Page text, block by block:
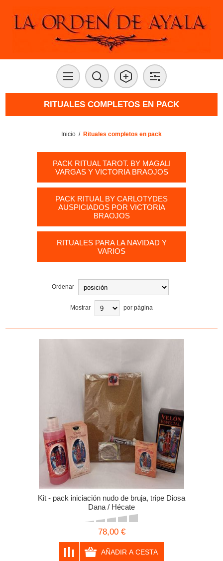
RITUALES COMPLETOS EN PACK
Inicio / Rituales completos en pack
PACK RITUAL TAROT. BY MAGALI
VARGAS Y VICTORIA BRAOJOS
PACK RITUAL BY CARLOTYDES
AUSPICIADOS POR VICTORIA
BRAOJOS
RITUALES PARA LA NAVIDAD Y
VARIOS
Ordenar
Mostrar por página
Kit - pack iniciación nudo de bruja, tripe Diosa
Dana / Hécate
78,00 €